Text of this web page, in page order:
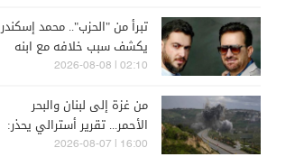
تبرأ من "الحزب".. محمد إسكندر
يكشف سبب خلافه مع ابنه
فارس (فيديو)
02:10 | 2026-08-08
من غزة إلى لبنان والبحر
الأحمر... تقرير أسترالي يحذر:
الشرق الأوسط يدخل أخطر
16:00 | 2026-08-07